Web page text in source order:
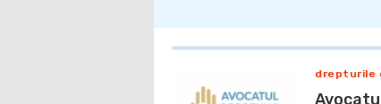
drepturile